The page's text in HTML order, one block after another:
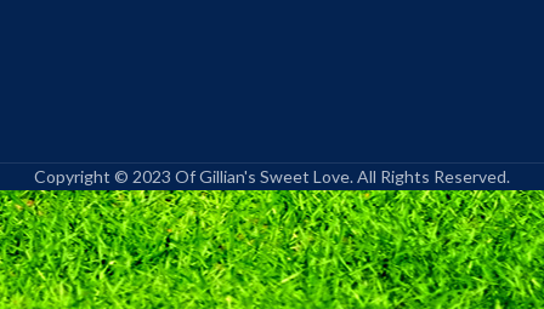
Copyright © 2023 Of Gillian's Sweet Love. All Rights Reserved.